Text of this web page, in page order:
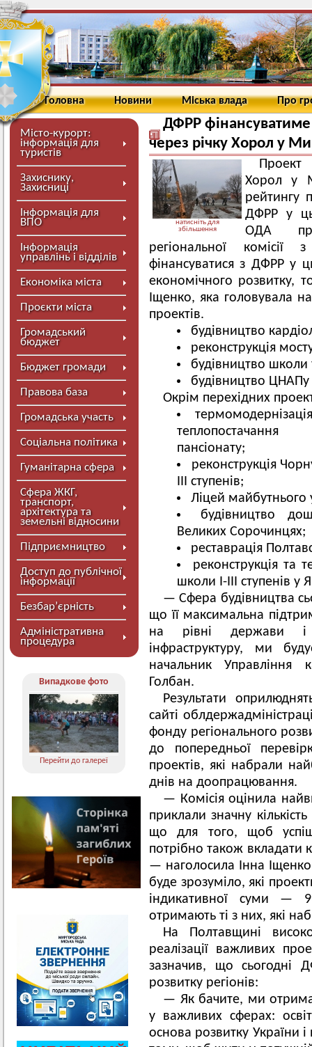
Головна Новини Міська влада Про
Місто-курорт:
інформація для
туристів
Захиснику,
Захисниці
Інформація для
ВПО
Інформація
управлінь і відділів
Економіка міста
Проєкти міста
Громадський
бюджет
Бюджет громади
Правова база
Громадська участь
Соціальна політика
Гуманітарна сфера
Сфера ЖКГ,
транспорт,
архітектура та
земельні відносини
Підприємництво
Доступ до публічної
інформації
Безбар’єрність
Адміністративна
процедура
Випадкове фото
Перейти до галереї
ДФРР фінансуватиме
через річку Хорол у
натисніть для
збільшення
Проект
Хорол у
рейтингу
ДФРР у
ОДА
регіональної
фінансуватися з ДФРР у
економічного розвитку,
Іщенко, яка головувала
проектів.
будівництво
реконструкція
будівництво школи
будівництво
Окрім перехідних
теплопостачання
пансіонату;
реконструкція
III ступенів;
Ліцей
будівництво
Великих Сорочинцях;
реставрація
реконструкція та
школи I-III ступенів у
— Сфера будівництва
що її максимальна
на рівні держави і
інфраструктуру, ми
начальник Управління
Голбан.
Результати
сайті
фонду регіонального
до попередньої
проектів, які набрали
днів на доопрацювання.
— Комісія оцінила
приклали значну
що для того, щоб
потрібно також вкладати
— наголосила Інна
буде зрозуміло, які
індикативної суми —
отримають ті з них, які
На Полтавщині
реалізації важливих
зазначив, що сьогодні
розвитку регіонів:
— Як бачите, ми
у важливих сферах:
основа розвитку України